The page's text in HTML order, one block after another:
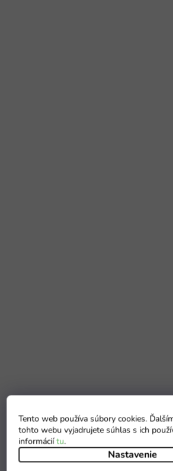
Tento web používa súbory cookies.
tohto webu vyjadrujete súhlas s ich
informáciítu.
Nastavenie